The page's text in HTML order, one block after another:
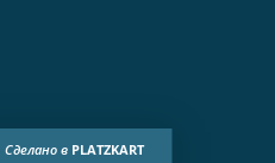
Сделано в PLATZKART